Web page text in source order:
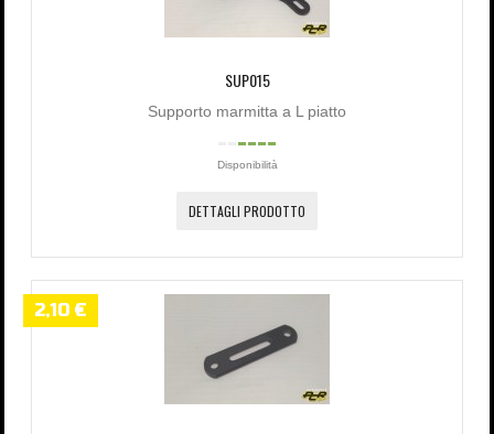
SUP015
Supporto marmitta a L piatto
Disponibilità
DETTAGLI PRODOTTO
2,10 €